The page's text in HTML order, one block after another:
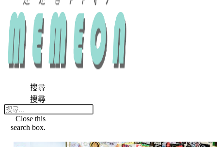
搜尋
搜尋
Close this
search box.